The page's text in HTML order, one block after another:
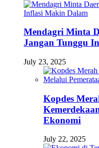
Mendagri Minta
Jangan Tunggu
July 23, 2025
Kopdes
Ekonomi
July 22, 2025